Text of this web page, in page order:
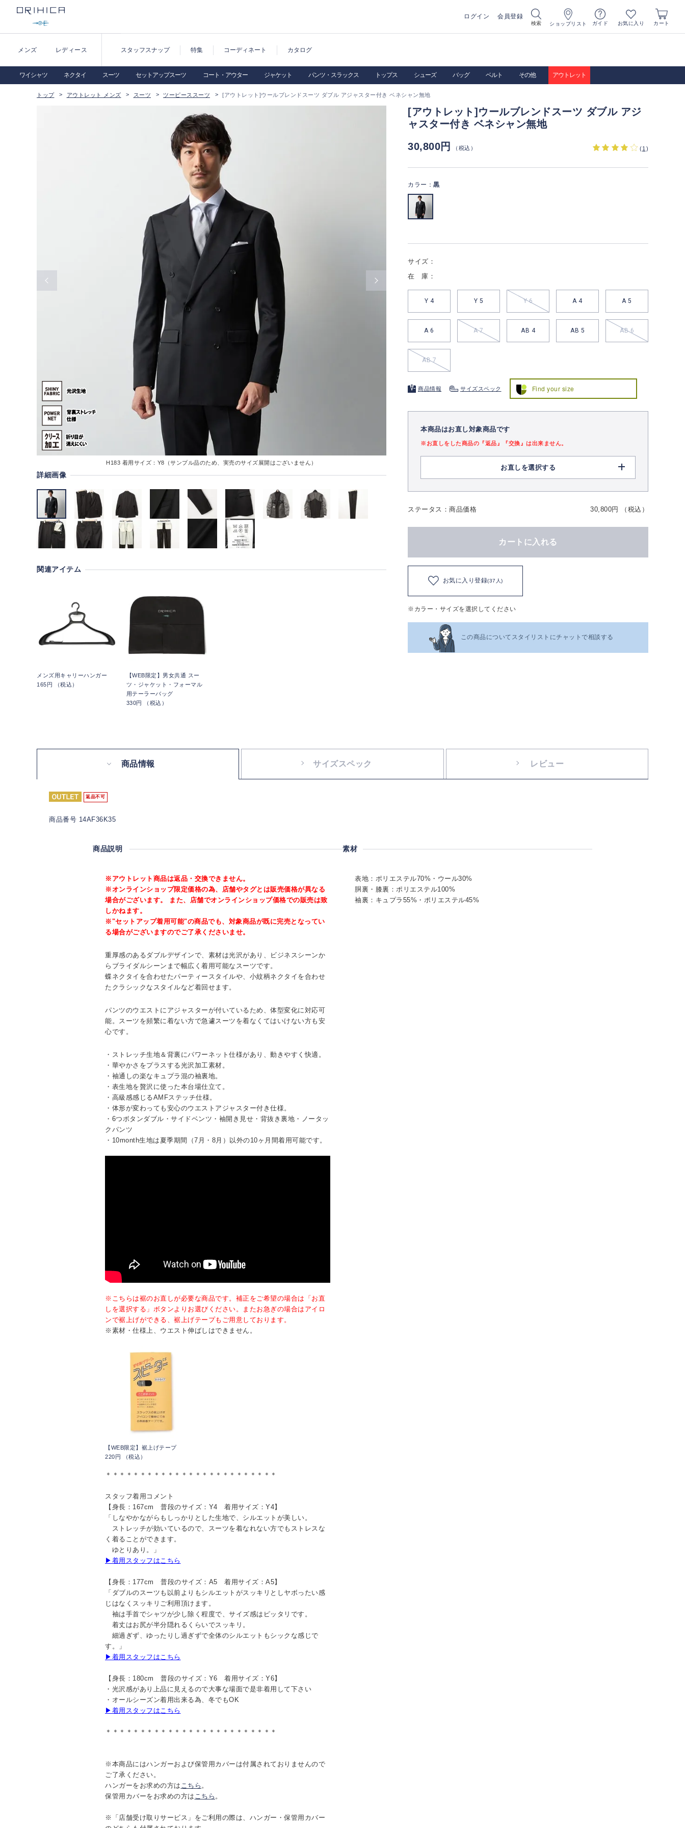
ログイン 会員登録
検索 ショップリスト ガイド お気に入り カート
メンズ レディース スタッフスナップ 特集 コーディネート カタログ
ワイシャツ ネクタイ スーツ セットアップスーツ コート・アウター ジャケット パンツ・スラックス トップス シューズ バッグ ベルト その他 アウトレット
トップ アウトレット メンズ スーツ ツーピーススーツ [アウトレット]ウールブレンドスーツ ダブル アジャスター付き ベネシャン無地
H183 着用サイズ：Y8（サンプル品のため、実売のサイズ展開はございません）
詳細画像
関連アイテム
メンズ用キャリーハンガー
165円 （税込）
【WEB限定】男女共通 スー
ツ・ジャケット・フォーマル
用テーラーバッグ
330円 （税込）
[アウトレット]ウールブレンドスーツ ダブル アジ
ャスター付き ベネシャン無地
30,800円
（税込） (1 )
カラー： 黒
サイズ：
在 庫：
Y 4 Y 5 Y 6 A 4 A 5
A 6 A 7 AB 4 AB 5 AB 6
AB 7
商品情報 サイズスペック Find your size
本商品はお直し対象商品です
※お直しをした商品の『返品』『交換』は出来ません。
お直しを選択する
ステータス：商品価格 30,800円 （税込）
カートに入れる
お気に入り登録(37人)
※カラー・サイズを選択してください
この商品についてスタイリストにチャットで相談する
商品情報 サイズスペック レビュー
返品不可
商品番号 14AF36K35
商品説明
※アウトレット商品は返品・交換できません。
※オンラインショップ限定価格の為、店舗やタグとは販売価格が異なる
場合がございます。 また、店舗でオンラインショップ価格での販売は致
しかねます。
※"セットアップ着用可能"の商品でも、対象商品が既に完売となってい
る場合がございますのでご了承くださいませ。
重厚感のあるダブルデザインで、素材は光沢があり、ビジネスシーンか
らブライダルシーンまで幅広く着用可能なスーツです。
蝶ネクタイを合わせたパーティースタイルや、小紋柄ネクタイを合わせ
たクラシックなスタイルなど着回せます。
パンツのウエストにアジャスターが付いているため、体型変化に対応可
能。スーツを頻繁に着ない方で急遽スーツを着なくてはいけない方も安
心です。
・ストレッチ生地＆背裏にパワーネット仕様があり、動きやすく快適。
・華やかさをプラスする光沢加工素材。
・袖通しの楽なキュプラ混の袖裏地。
・表生地を贅沢に使った本台場仕立て。
・高級感感じるAMFステッチ仕様。
・体形が変わっても安心のウエストアジャスター付き仕様。
・6つボタンダブル・サイドベンツ・袖開き見せ・背抜き裏地・ノータッ
クパンツ
・10month生地は夏季期間（7月・8月）以外の10ヶ月間着用可能です。
※こちらは裾のお直しが必要な商品です。補正をご希望の場合は「お直
しを選択する」ボタンよりお選びください。またお急ぎの場合はアイロ
ンで裾上げができる、裾上げテープもご用意しております。
※素材・仕様上、ウエスト伸ばしはできません。
【WEB限定】裾上げテープ
220円 （税込）
＊＊＊＊＊＊＊＊＊＊＊＊＊＊＊＊＊＊＊＊＊＊＊＊＊
スタッフ着用コメント
【身長：167cm 普段のサイズ：Y4 着用サイズ：Y4】
「しなやかながらもしっかりとした生地で、シルエットが美しい。
ストレッチが効いているので、スーツを着なれない方でもストレスな
く着ることができます。
ゆとりあり。」
▶着用スタッフはこちら
【身長：177cm 普段のサイズ：A5 着用サイズ：A5】
「ダブルのスーツも以前よりもシルエットがスッキリとしヤボったい感
じはなくスッキリご利用頂けます。
袖は手首でシャツが少し除く程度で、サイズ感はピッタリです。
着丈はお尻が半分隠れるくらいでスッキリ。
細過ぎず、ゆったりし過ぎずで全体のシルエットもシックな感じで
す。」
▶着用スタッフはこちら
【身長：180cm 普段のサイズ：Y6 着用サイズ：Y6】
・光沢感があり上品に見えるので大事な場面で是非着用して下さい
・オールシーズン着用出来る為、冬でもOK
▶着用スタッフはこちら
＊＊＊＊＊＊＊＊＊＊＊＊＊＊＊＊＊＊＊＊＊＊＊＊＊
※本商品にはハンガーおよび保管用カバーは付属されておりませんので
ご了承ください。
ハンガーをお求めの方は こちら 。
保管用カバーをお求めの方は こちら 。
※「店舗受け取りサービス」をご利用の際は、ハンガー・保管用カバー
素材
表地：ポリエステル70%・ウール30%
胴裏・膝裏：ポリエステル100%
袖裏：キュプラ55%・ポリエステル45%